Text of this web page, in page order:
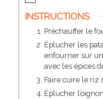
INSTRUCTIONS
Préchauffer le
Éplucher les
enfourner sur
avec les épices
Faire cuire le riz
Éplucher